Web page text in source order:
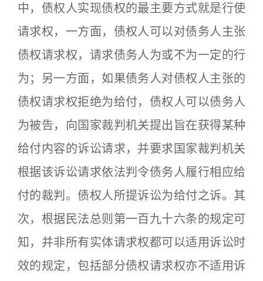
中，债权人实现债权的最主要方式就是行使
请求权，一方面，债权人可以对债务人主张
债权请求权，请求债务人为或不为一定的行
为；另一方面，如果债务人对债权人主张的
债权请求权拒绝为给付，债权人可以债务人
为被告，向国家裁判机关提出旨在获得某种
给付内容的诉讼请求，并要求国家裁判机关
根据该诉讼请求依法判令债务人履行相应给
付的裁判。债权人所提诉讼为给付之诉。其
次，根据民法总则第一百九十六条的规定可
知，并非所有实体请求权都可以适用诉讼时
效的规定，包括部分债权请求权亦不适用诉